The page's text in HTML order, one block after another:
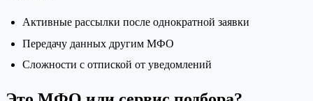
Активные рассылки после однократной заявки
Передачу данных другим МФО
Сложности с отпиской от уведомлений